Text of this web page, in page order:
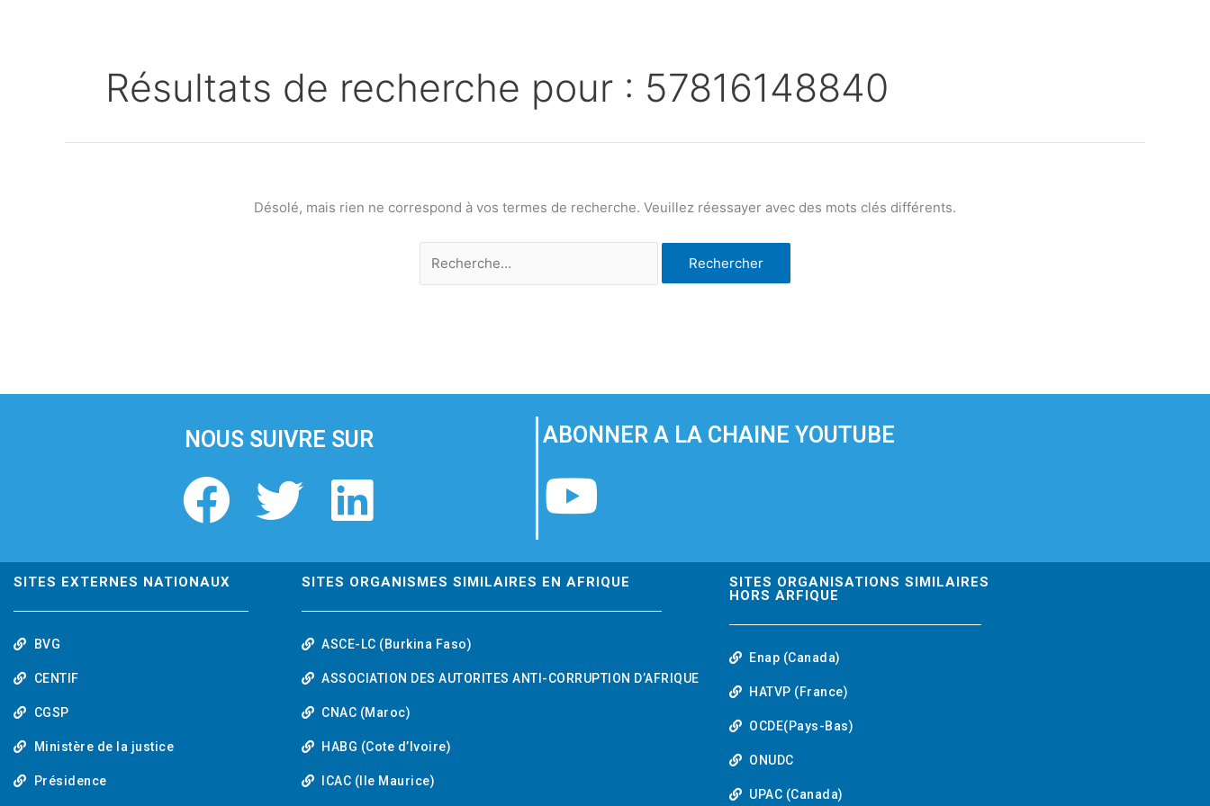
Résultats de recherche pour : 57816148840
Désolé, mais rien ne correspond à vos termes de recherche. Veuillez réessayer avec des mots clés différents.
NOUS SUIVRE SUR
F
a
c
T
e
L
n
k
e
d
i
ABONNER A LA CHAINE YOUTUBE
Y
u
u
SITES EXTERNES NATIONAUX
BVG
CENTIF
CGSP
Ministère de la justice
Présidence
SITES ORGANISMES SIMILAIRES EN AFRIQUE
ASCE-LC (Burkina Faso)
ASSOCIATION DES AUTORITES ANTI-CORRUPTION D’AFRIQUE
CNAC (Maroc)
HABG (Cote d’Ivoire)
ICAC (Ile Maurice)
SITES ORGANISATIONS SIMILAIRES
HORS ARFIQUE
Enap (Canada)
HATVP (France)
OCDE(Pays-Bas)
ONUDC
UPAC (Canada)